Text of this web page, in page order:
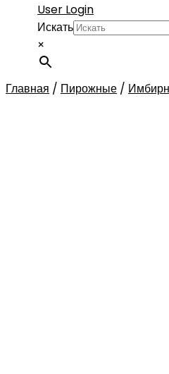
User Login
Искать
×
Главная / Пирожные /